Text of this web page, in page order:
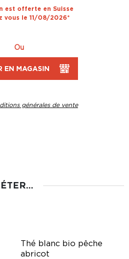
est offerte en Suisse
vous le 11/08/2026*
Ou
EN MAGASIN
générales de vente
Thé blanc bio pêche
abricot